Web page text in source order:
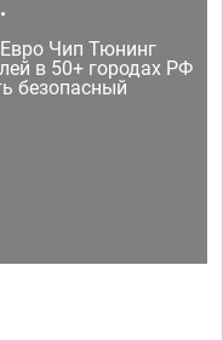
Чип Тюнинг
в 50+ городах РФ
безопасный